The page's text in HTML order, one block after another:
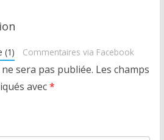
(1) Commentaires via Facebook
sera pas publiée. Les champs
avec*